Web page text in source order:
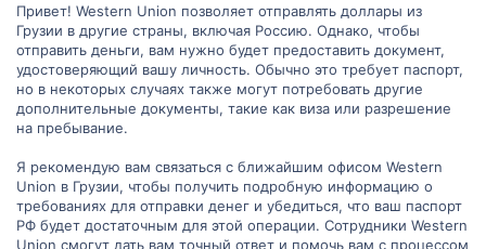
Привет! Western Union позволяет отправлять доллары из
Грузии в другие страны, включая Россию. Однако, чтобы
отправить деньги, вам нужно будет предоставить документ,
удостоверяющий вашу личность. Обычно это требует паспорт,
но в некоторых случаях также могут потребовать другие
дополнительные документы, такие как виза или разрешение
на пребывание.
Я рекомендую вам связаться с ближайшим офисом Western
Union в Грузии, чтобы получить подробную информацию о
требованиях для отправки денег и убедиться, что ваш паспорт
РФ будет достаточным для этой операции. Сотрудники Western
Union смогут дать вам точный ответ и помочь вам с процессом